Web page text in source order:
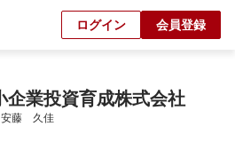
ログイン 会員登録
企業投資育成株式会社
藤　久佳